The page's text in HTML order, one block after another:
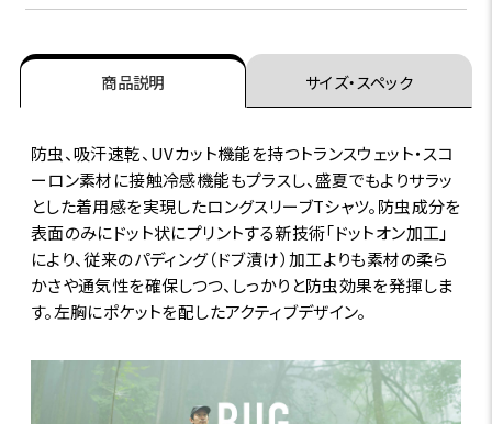
商品説明 サイズ・スペック
防虫、吸汗速乾、UVカット機能を持つトランスウェット・スコ
ーロン素材に接触冷感機能もプラスし、盛夏でもよりサラッ
とした着用感を実現したロングスリーブTシャツ。防虫成分を
表面のみにドット状にプリントする新技術「ドットオン加工」
により、従来のパディング（ドブ漬け）加工よりも素材の柔ら
かさや通気性を確保しつつ、しっかりと防虫効果を発揮しま
す。左胸にポケットを配したアクティブデザイン。